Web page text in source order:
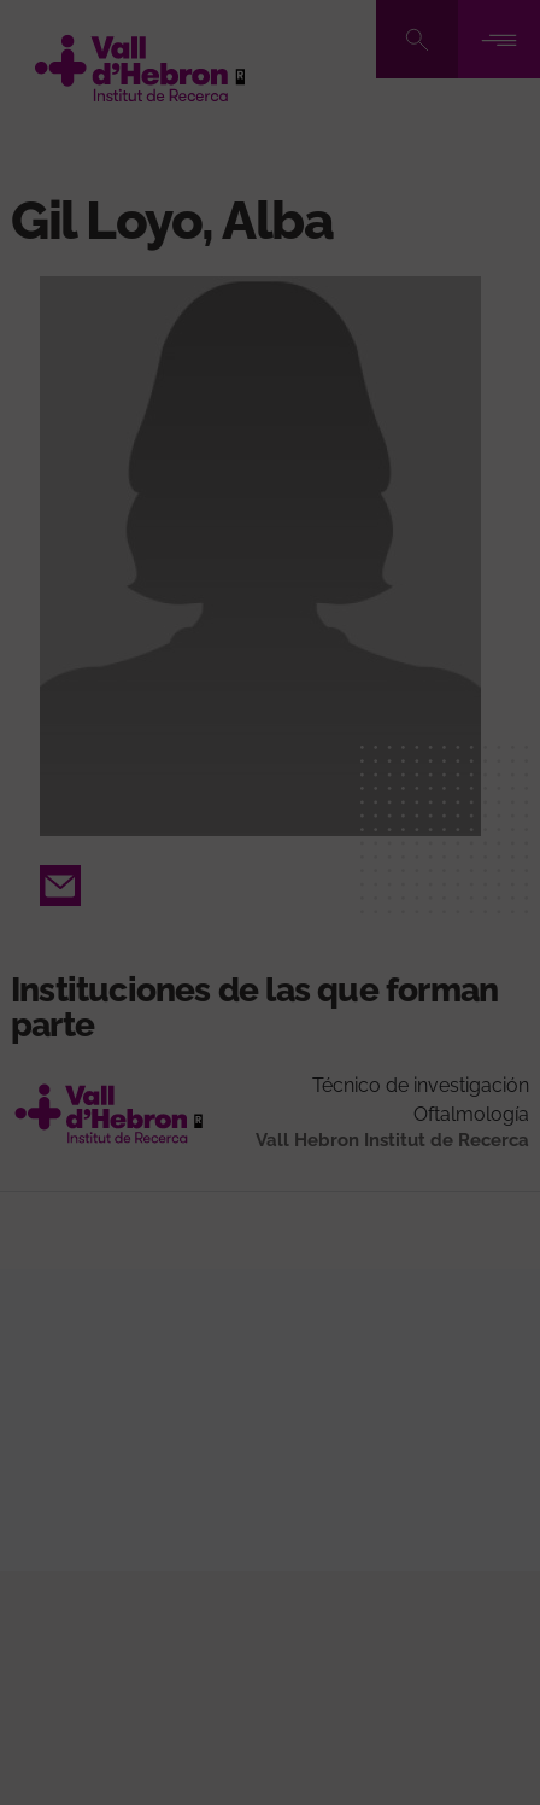
contenido
Gil Loyo, Alba
Email
Instituciones de las que forman
parte
Técnico de investigación
Oftalmología
Vall Hebron Institut de Recerca